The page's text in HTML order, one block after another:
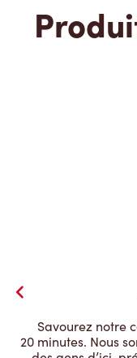
Savourez notre
20 minutes. Nous